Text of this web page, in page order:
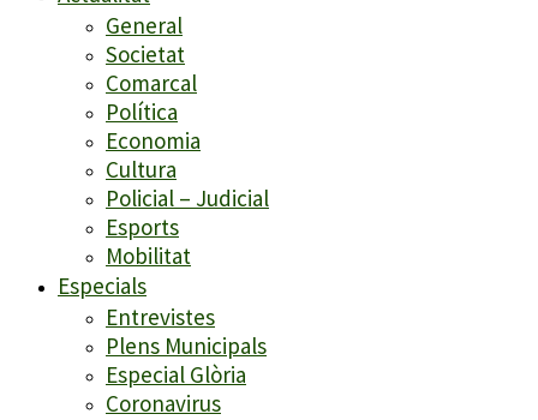
General
Societat
Comarcal
Política
Economia
Cultura
Policial – Judicial
Esports
Mobilitat
Especials
Entrevistes
Plens Municipals
Especial Glòria
Coronavirus